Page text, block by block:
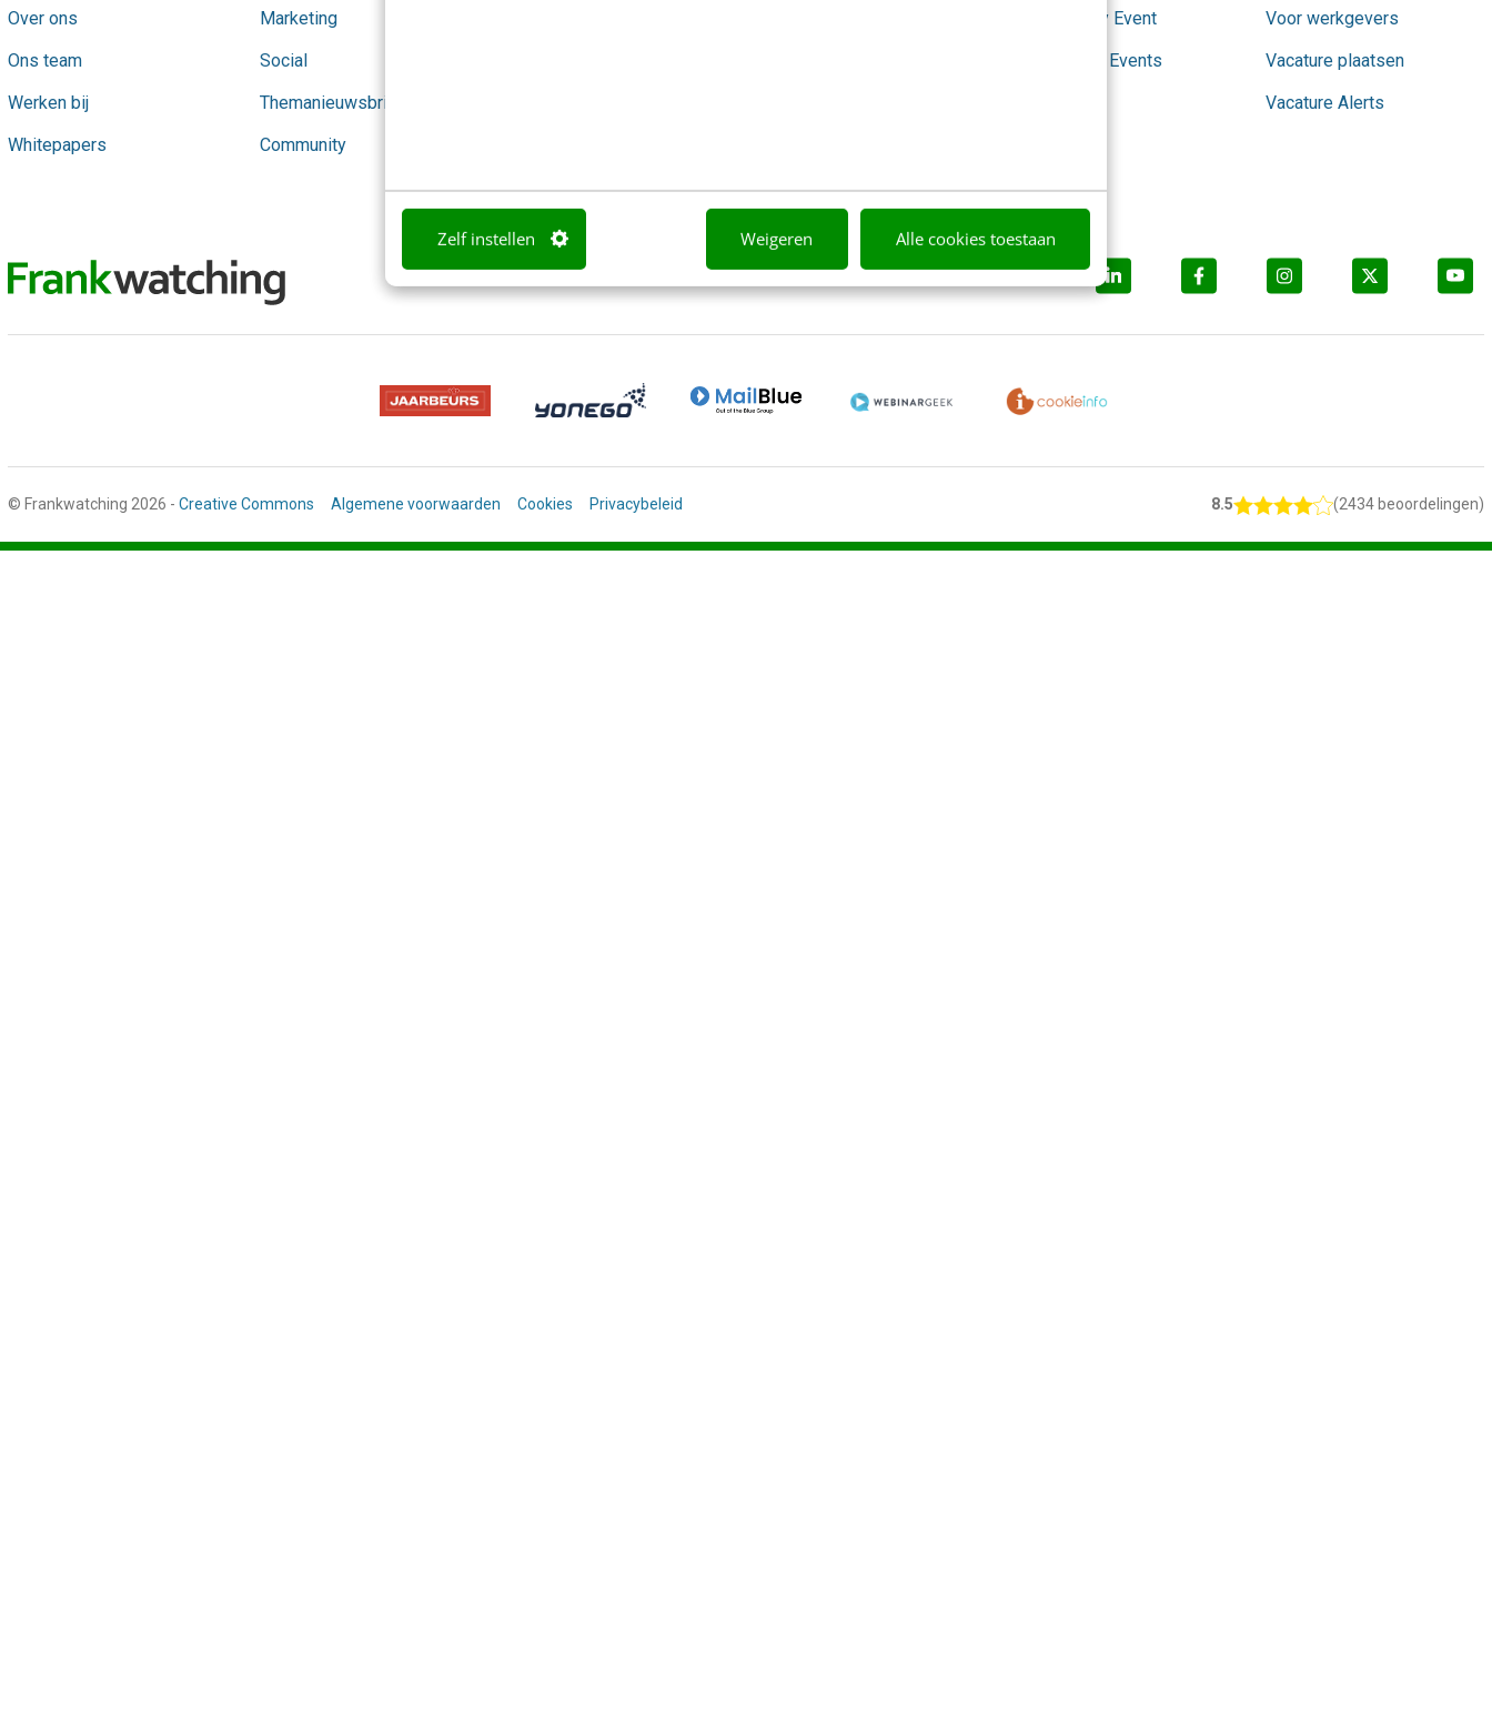
Zelf instellen Weigeren Alle cookies toestaan
Over ons
Ons team
Werken bij
Whitepapers
Marketing
Social
Themanieuwsbrieven
Community
SocialToday Event
Partnership Events
Voor werkgevers
Vacature plaatsen
Vacature Alerts
© Frankwatching 2026 - Creative Commons Algemene voorwaarden Cookies Privacybeleid 8.5 (2434 beoordelingen)